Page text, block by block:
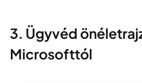
3. Ügyvéd
Microsofttól